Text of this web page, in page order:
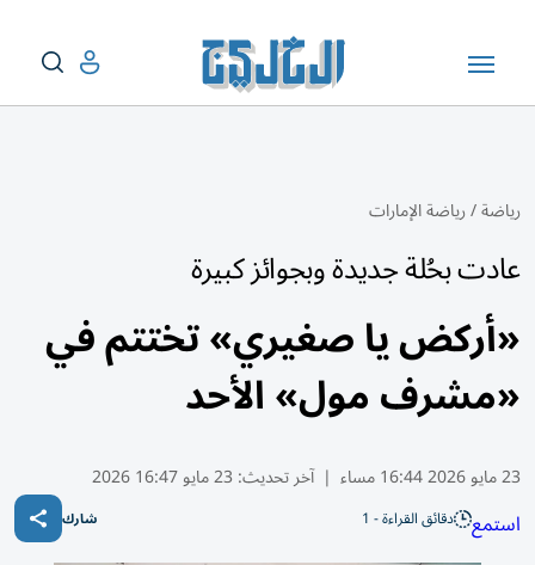
رياضة/رياضة الإمارات
عادت بحُلة جديدة وبجوائز كبيرة
«أركض يا صغيري» تختتم في
«مشرف مول» الأحد
23 مايو 2026 16:44 مساء | آخر تحديث: 23 مايو 16:47 2026
استمع دقائق القراءة - 1 شارك